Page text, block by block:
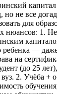
но не все
для
нюансов: 1.
ребенка —
на
(до 25
вуз. 2. Учёба